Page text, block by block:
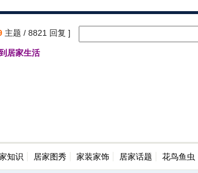
主题 / 8821 回复 ]
居家生活
知识 居家图秀 家装家饰 居家话题 花鸟鱼虫